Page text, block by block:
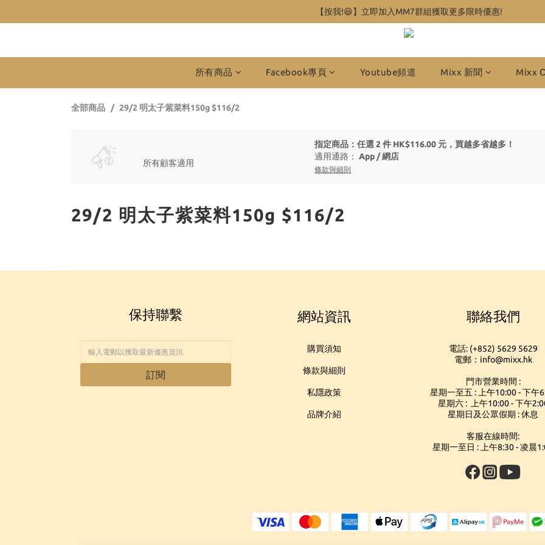
【按我!😆】立即加入MM7群組獲取更多限時優惠!
所有商品 Facebook專頁 Youtube頻道 Mixx 新聞 Mixx
全部商品 29/2 明太子紫菜料150g $116/2
所有顧客適用
指定商品：任選 2 件 HK$116.00 元，買越多省越多！
適用通路： App /網店
條款與細則
29/2 明太子紫菜料150g $116/2
保持聯繫
訂閱
網站資訊
購買須知
條款與細則
私隱政策
品牌介紹
聯絡我們
電話: (+852) 5629 5629
電郵：info@mixx.hk
門市營業時間 :
星期一至五 : 上午10:00 - 下午
星期六 : 上午10:00 - 下午
星期日及公眾假期 : 休息
客服在線時間:
星期一至日 : 上午8:30 - 凌晨